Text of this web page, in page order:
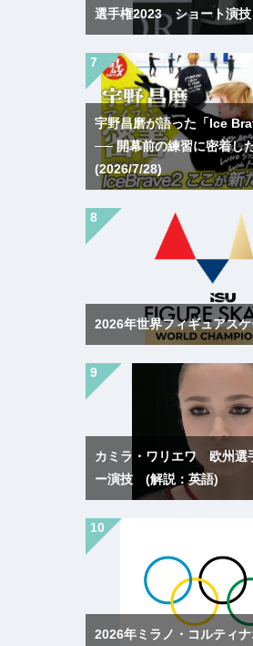
選手権2023 ショート演
宇野昌磨が語った「Ice
── 開幕前の練習に密着
(2026/7/28)
2026年世界フィギュアス
カミラ・ワリエワ 欧州
ー演技 (解説：英語)
2026年ミラノ・コルティ